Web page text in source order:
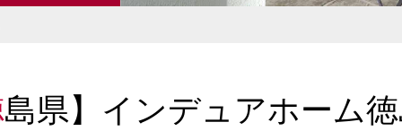
【徳島県】インデュアホーム